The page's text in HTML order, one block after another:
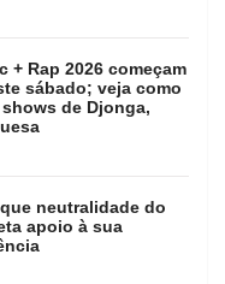
+ Rap 2026 começam
sábado; veja como
de Djonga,
neutralidade do
apoio à sua